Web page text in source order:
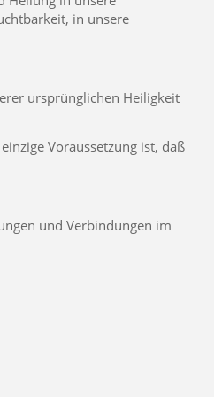
in unsere
ursprünglichen Heiligkeit
Voraussetzung ist, daß
und Verbindungen im